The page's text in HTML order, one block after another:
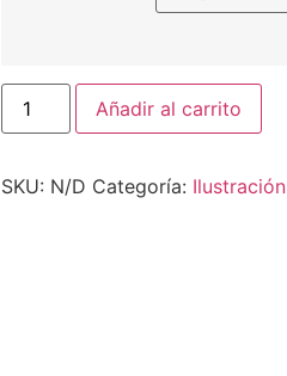
hasta
Ángel
cantidad
Añadir al carrito
SKU: N/D Categoría: Ilustración